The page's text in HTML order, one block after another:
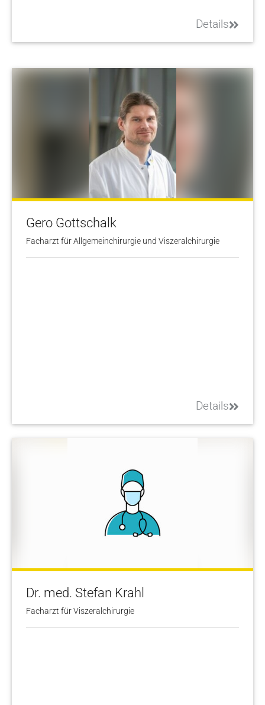
Details
Gero Gottschalk
Facharzt für Allgemeinchirurgie und Viszeralchirurgie
Details
Dr. med. Stefan Krahl
Facharzt für Viszeralchirurgie